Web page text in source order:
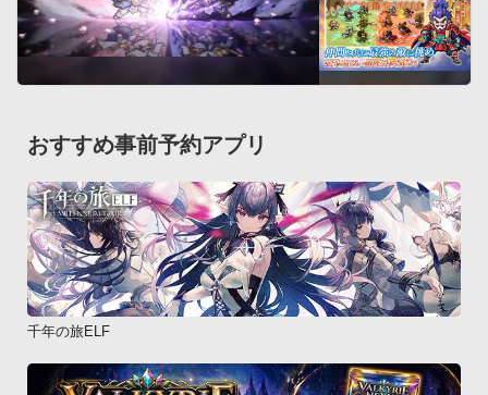
おすすめ事前予約アプリ
千年の旅ELF